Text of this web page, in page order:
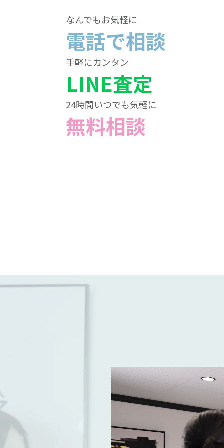
なんでもお気軽に
電話で相談
手軽にカンタン
LINE査定
24時間いつでも気軽に
無料相談